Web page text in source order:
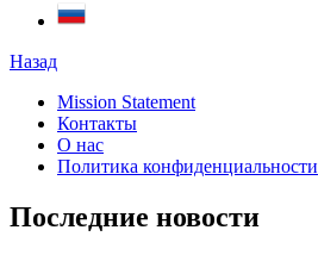
Назад
Mission Statement
Контакты
О нас
Политика конфиденциальности
Последние новости